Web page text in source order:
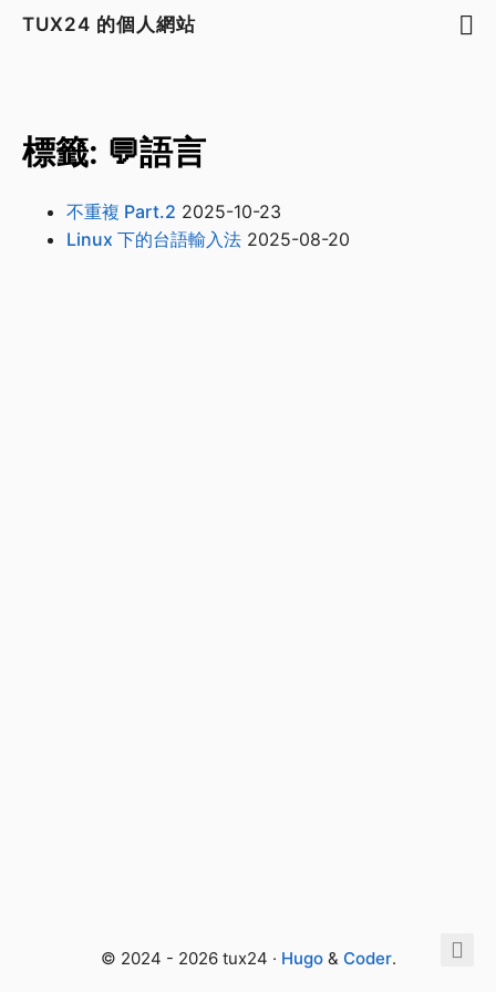
TUX24 的個人網站
標籤: 💬語言
不重複 Part.2 2025-10-23
Linux 下的台語輸入法 2025-08-20
© 2024 - 2026 tux24 · Hugo& Coder.